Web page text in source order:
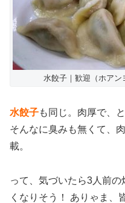
水餃子｜歓迎（ホアン
水餃子も同じ。肉厚で、
そんなに臭みも無くて、
載。
って、気づいたら3人前
くなりそう！ ありゃま、